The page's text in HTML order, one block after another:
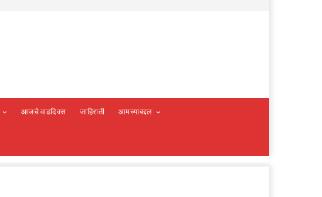
आजचे वाढदिवस जाहिराती आमच्याबद्दल